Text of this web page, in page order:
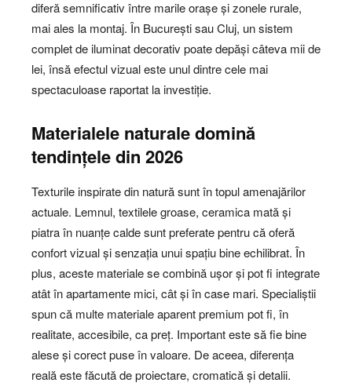
diferă semnificativ între marile orașe și zonele rurale,
mai ales la montaj. În București sau Cluj, un sistem
complet de iluminat decorativ poate depăși câteva mii de
lei, însă efectul vizual este unul dintre cele mai
spectaculoase raportat la investiție.
Materialele naturale domină
tendințele din 2026
Texturile inspirate din natură sunt în topul amenajărilor
actuale. Lemnul, textilele groase, ceramica mată și
piatra în nuanțe calde sunt preferate pentru că oferă
confort vizual și senzația unui spațiu bine echilibrat. În
plus, aceste materiale se combină ușor și pot fi integrate
atât în apartamente mici, cât și în case mari. Specialiștii
spun că multe materiale aparent premium pot fi, în
realitate, accesibile, ca preț. Important este să fie bine
alese și corect puse în valoare. De aceea, diferența
reală este făcută de proiectare, cromatică și detalii.